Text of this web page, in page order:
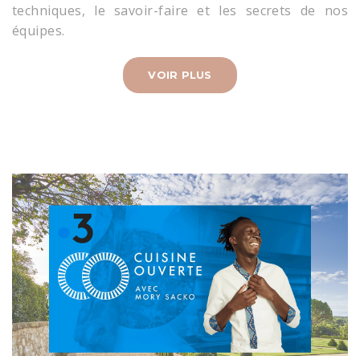
techniques, le savoir-faire et les secrets de nos
équipes.
VOIR PLUS